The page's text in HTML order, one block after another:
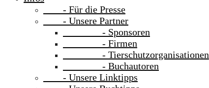
- Für die Presse
- Unsere Partner
- Sponsoren
- Firmen
- Tierschutzorganisationen
- Buchautoren
- Unsere Linktipps